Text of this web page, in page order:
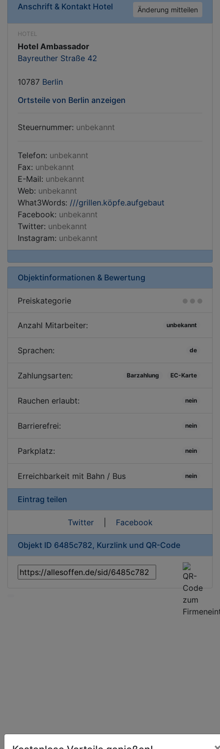
Anschrift & Kontakt Hotel Änderung mitteilen
HOTEL
Hotel Ambassador
Bayreuther Straße 42
10787 Berlin
Ortsteile von Berlin anzeigen
Steuernummer: unbekannt
Telefon: unbekannt
Fax: unbekannt
E-Mail: unbekannt
Web: unbekannt
What3Words: ///grillen.köpfe.aufgebaut
Facebook: unbekannt
Twitter: unbekannt
Instagram: unbekannt
Objektinformationen & Bewertung
Preiskategorie
Anzahl Mitarbeiter: unbekannt
Sprachen: de
Zahlungsarten: Barzahlung EC-Karte
Rauchen erlaubt: nein
Barrierefrei: nein
Parkplatz: nein
Erreichbarkeit mit Bahn / Bus nein
Eintrag teilen
Twitter| Facebook
Objekt ID 6485c782, Kurzlink und QR-Code